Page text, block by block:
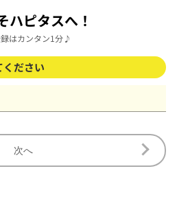
ハピタスへ！
はカンタン1分♪
ください
次へ